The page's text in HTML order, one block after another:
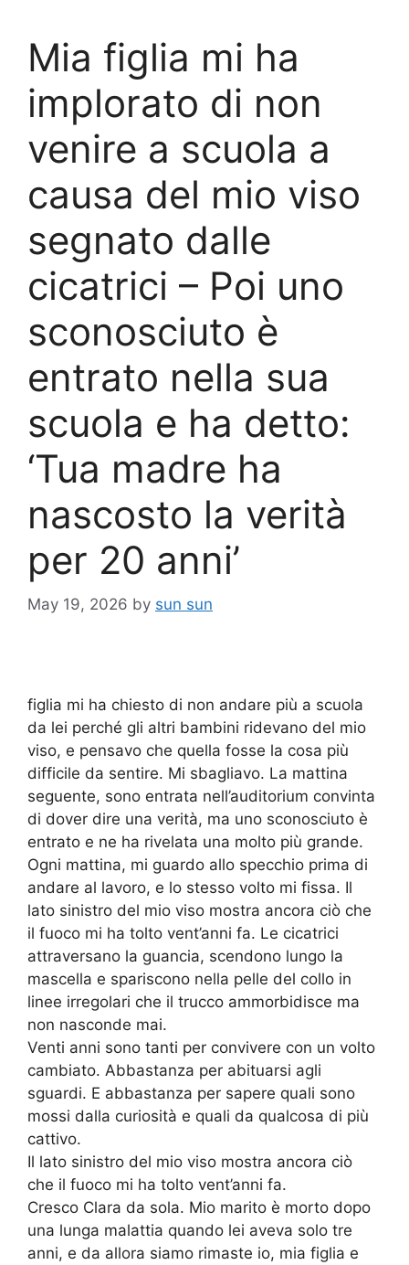
Mia figlia mi ha
implorato di non
venire a scuola a
causa del mio viso
segnato dalle
cicatrici – Poi uno
sconosciuto è
entrato nella sua
scuola e ha detto:
‘Tua madre ha
nascosto la verità
per 20 anni’
May 19, 2026 by sun sun
figlia mi ha chiesto di non andare più a scuola
da lei perché gli altri bambini ridevano del mio
viso, e pensavo che quella fosse la cosa più
difficile da sentire. Mi sbagliavo. La mattina
seguente, sono entrata nell’auditorium convinta
di dover dire una verità, ma uno sconosciuto è
entrato e ne ha rivelata una molto più grande.
Ogni mattina, mi guardo allo specchio prima di
andare al lavoro, e lo stesso volto mi fissa. Il
lato sinistro del mio viso mostra ancora ciò che
il fuoco mi ha tolto vent’anni fa. Le cicatrici
attraversano la guancia, scendono lungo la
mascella e spariscono nella pelle del collo in
linee irregolari che il trucco ammorbidisce ma
non nasconde mai.
Venti anni sono tanti per convivere con un volto
cambiato. Abbastanza per abituarsi agli
sguardi. E abbastanza per sapere quali sono
mossi dalla curiosità e quali da qualcosa di più
cattivo.
Il lato sinistro del mio viso mostra ancora ciò
che il fuoco mi ha tolto vent’anni fa.
Cresco Clara da sola. Mio marito è morto dopo
una lunga malattia quando lei aveva solo tre
anni, e da allora siamo rimaste io, mia figlia e